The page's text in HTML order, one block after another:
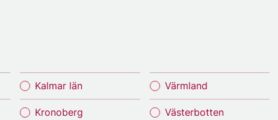
Kalmar län
Kronoberg
Värmland
Västerbotten